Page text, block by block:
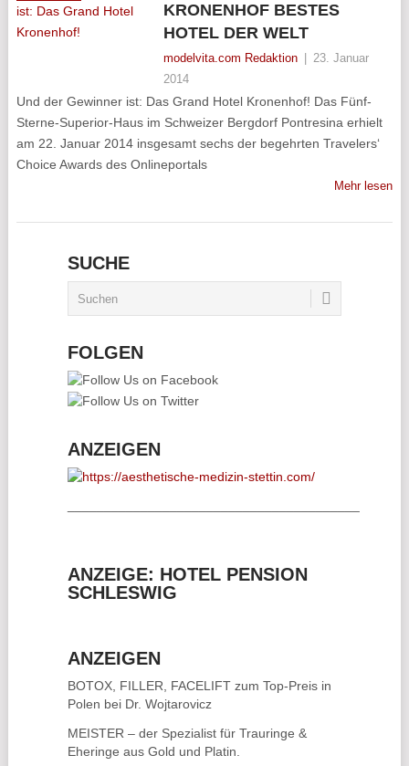
KRONENHOF BESTES
HOTEL DER WELT
modelvita.com Redaktion
23. Januar
2014
Und der Gewinner ist: Das Grand Hotel Kronenhof! Das Fünf-
Sterne-Superior-Haus im Schweizer Bergdorf Pontresina erhielt
am 22. Januar 2014 insgesamt sechs der begehrten Travelers‘
Choice Awards des Onlineportals
Mehr lesen
SUCHE
FOLGEN
ANZEIGEN
ANZEIGE: HOTEL PENSION
SCHLESWIG
ANZEIGEN
BOTOX, FILLER, FACELIFTzum Top-Preis in
Polen bei Dr. Wojtarovicz
MEISTER – der Spezialist für Trauringe &
Eheringe aus Gold und Platin.